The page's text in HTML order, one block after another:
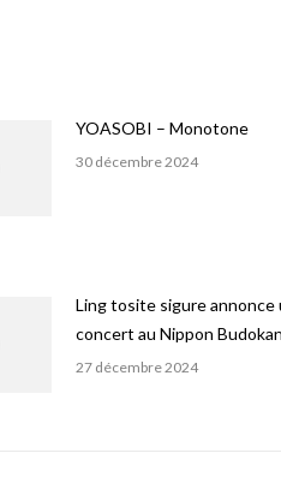
YOASOBI – Monotone
30 décembre 2024
Ling tosite sigure annonce
concert au Nippon Budokan
27 décembre 2024